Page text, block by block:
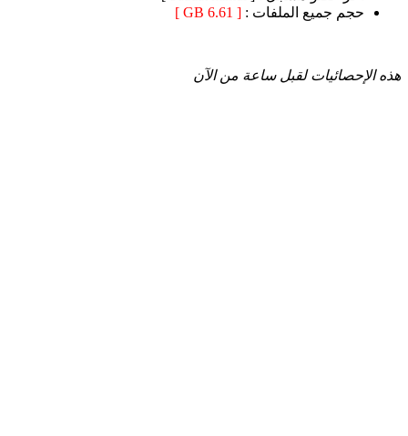
حجم جميع الملفات : [ 6.61 GB ]
هذه الإحصائيات لقبل ساعة من الآن